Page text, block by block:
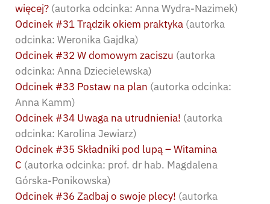
więcej? (autorka odcinka: Anna Wydra-Nazimek)
Odcinek #31 Trądzik okiem praktyka (autorka
odcinka: Weronika Gajdka)
Odcinek #32 W domowym zaciszu (autorka
odcinka: Anna Dziecielewska)
Odcinek #33 Postaw na plan (autorka odcinka:
Anna Kamm)
Odcinek #34 Uwaga na utrudnienia! (autorka
odcinka: Karolina Jewiarz)
Odcinek #35 Składniki pod lupą – Witamina
C (autorka odcinka: prof. dr hab. Magdalena
Górska-Ponikowska)
Odcinek #36 Zadbaj o swoje plecy! (autorka